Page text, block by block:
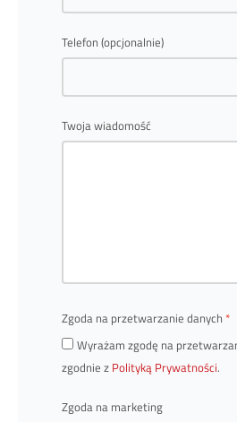
Telefon (opcjonalnie)
Twoja wiadomość
Zgoda na przetwarzanie danych
Wyrażam zgodę na
zgodnie z Polityką Prywatności.
Zgoda na marketing